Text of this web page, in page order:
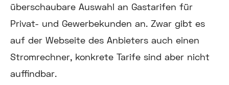
überschaubare Auswahl an Gastarifen für
Privat- und Gewerbekunden an. Zwar gibt es
auf der Webseite des Anbieters auch einen
Stromrechner, konkrete Tarife sind aber nicht
auffindbar.